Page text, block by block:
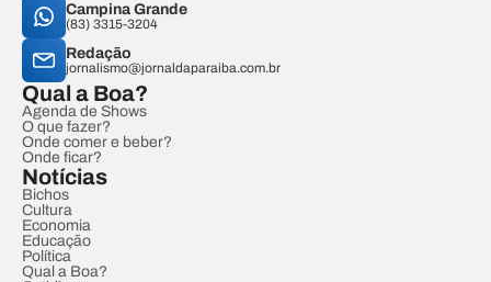
Campina Grande
(83) 3315-3204
Redação
jornalismo@jornaldaparaiba.com.br
Qual a Boa?
Agenda de Shows
O que fazer?
Onde comer e beber?
Onde ficar?
Notícias
Bichos
Cultura
Economia
Educação
Política
Qual a Boa?